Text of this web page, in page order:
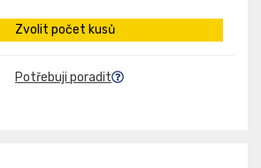
Zvolit počet kusů
Potřebuji poradit